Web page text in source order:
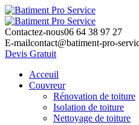
Contactez-nous06 64 38 97 27
E-mailcontact@batiment-pro-
Devis Gratuit
Acceuil
Couvreur
Rénovation de toiture
Isolation de toiture
Nettoyage de toiture